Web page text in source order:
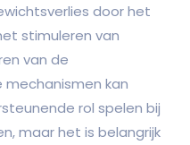
door het
stimuleren van
van de
mechanismen kan
rol spelen bij
maar het is belangrijk